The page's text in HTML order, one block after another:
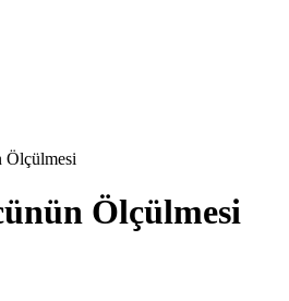
Ölçülmesi
Ölçülmesi